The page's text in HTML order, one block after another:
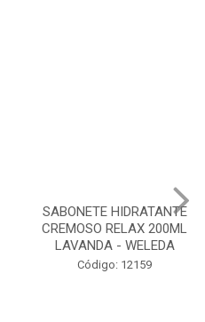
SABONETE HIDRATANTE
CREMOSO RELAX 200ML
LAVANDA - WELEDA